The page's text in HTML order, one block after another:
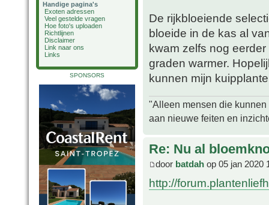
Handige pagina's
Exoten adressen
Veel gestelde vragen
Hoe foto's uploaden
Richtlijnen
Disclaimer
Link naar ons
Links
SPONSORS
De rijkbloeiende
bloeide in de kas al
kwam zelfs nog
graden warmer.
kunnen mijn
"Alleen mensen die
aan nieuwe feiten en
Re: Nu al
door batdah op 05 jan 2020
http://